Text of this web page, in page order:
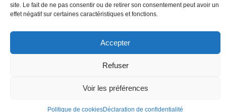
site. Le fait de ne pas consentir ou de retirer son consentement peut avoir un
effet négatif sur certaines caractéristiques et fonctions.
Accepter
Refuser
Voir les préférences
Politique de cookiesDéclaration de confidentialité
©AUDACE – Tout droit réservé